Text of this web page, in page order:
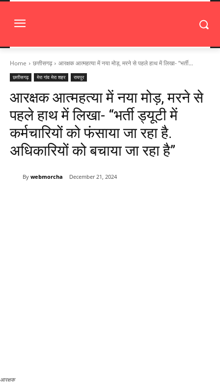
Home छत्तीसगढ़ आरक्षक आत्महत्या में नया मोड़, मरने से पहले हाथ में लिखा- “भर्ती...
छत्तीसगढ़ मेरा गांव मेरा शहर रायपुर
आरक्षक आत्महत्या में नया मोड़, मरने से
पहले हाथ में लिखा- “भर्ती ड्यूटी में
कर्मचारियों को फंसाया जा रहा है.
अधिकारियों को बचाया जा रहा है”
By webmorcha December 21, 2024
आरक्षक